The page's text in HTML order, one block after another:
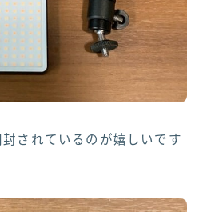
されているのが嬉しいです